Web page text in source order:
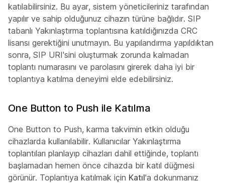
katılabilirsiniz. Bu ayar, sistem yöneticileriniz tarafından
yapılır ve sahip olduğunuz cihazın türüne bağlıdır. SIP
tabanlı Yakınlaştırma toplantısına katıldığınızda CRC
lisansı gerektiğini unutmayın. Bu yapılandırma yapıldıktan
sonra, SIP URI'sini oluşturmak zorunda kalmadan
toplantı numarasını ve parolasını girerek daha iyi bir
toplantıya katılma deneyimi elde edebilirsiniz.
One Button to Push ile Katılma
One Button to Push, karma takvimin etkin olduğu
cihazlarda kullanılabilir. Kullanıcılar Yakınlaştırma
toplantıları planlayıp cihazları dahil ettiğinde, toplantı
başlamadan hemen önce cihazda bir katıl düğmesi
görünür. Toplantıya katılmak için Katıl'a dokunmanız